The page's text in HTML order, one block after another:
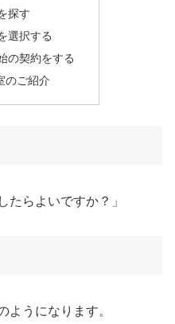
探す
選択する
の契約をする
のご紹介
たらよいですか？」
ようになります。